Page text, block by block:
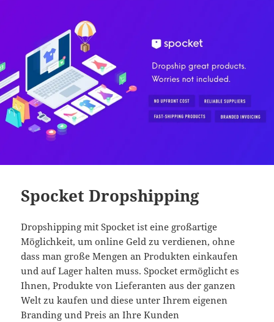
Spocket Dropshipping
Dropshipping mit Spocket ist eine großartige
Möglichkeit, um online Geld zu verdienen, ohne
dass man große Mengen an Produkten einkaufen
und auf Lager halten muss. Spocket ermöglicht es
Ihnen, Produkte von Lieferanten aus der ganzen
Welt zu kaufen und diese unter Ihrem eigenen
Branding und Preis an Ihre Kunden